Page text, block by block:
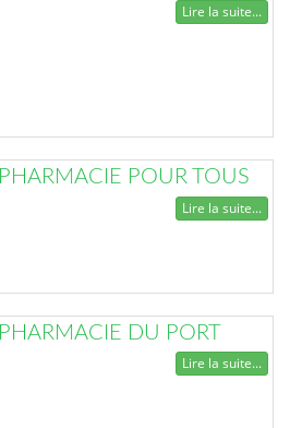
Lire la suite...
PHARMACIE POUR TOUS
Lire la suite...
PHARMACIE DU PORT
Lire la suite...